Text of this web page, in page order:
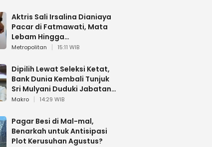
Aktris Sali Irsalina Dianiaya
Pacar di Fatmawati, Mata
Lebam Hingga
Diselamatkan Polantas
Metropolitan 15:11 WIB
Dipilih Lewat Seleksi Ketat,
Bank Dunia Kembali Tunjuk
Sri Mulyani Duduki Jabatan
Strategis
Makro 14:29 WIB
Pagar Besi di Mal-mal,
Benarkah untuk Antisipasi
Plot Kerusuhan Agustus?